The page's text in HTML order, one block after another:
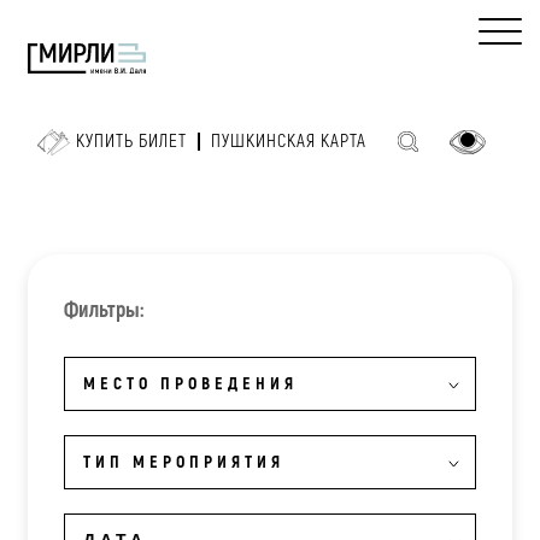
КУПИТЬ БИЛЕТ ПУШКИНСКАЯ КАРТА
Фильтры:
МЕСТО ПРОВЕДЕНИЯ
ТИП МЕРОПРИЯТИЯ